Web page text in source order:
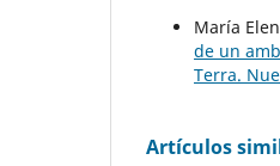
María
de un
Terra.
Artículos